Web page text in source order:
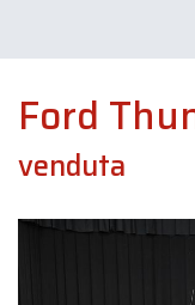
Ford
venduta